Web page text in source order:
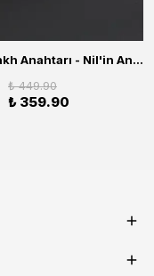
2'li Ankh Anahtarı - Nil'in Anahtarı - Kuru Kafa Erkek Kadın Kolye Seti
₺ 449.90
₺ 359.90